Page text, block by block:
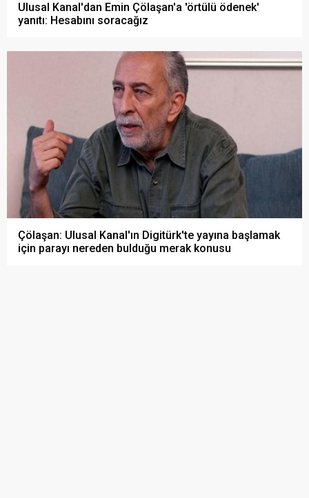
Ulusal Kanal'dan Emin Çölaşan'a 'örtülü ödenek'
yanıtı: Hesabını soracağız
Çölaşan: Ulusal Kanal'ın Digitürk'te yayına başlamak
için parayı nereden bulduğu merak konusu